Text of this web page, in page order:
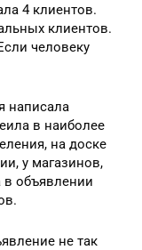
4 клиентов.
клиентов.
человеку
написала
в наиболее
на доске
у магазинов,
в объявлении
не так